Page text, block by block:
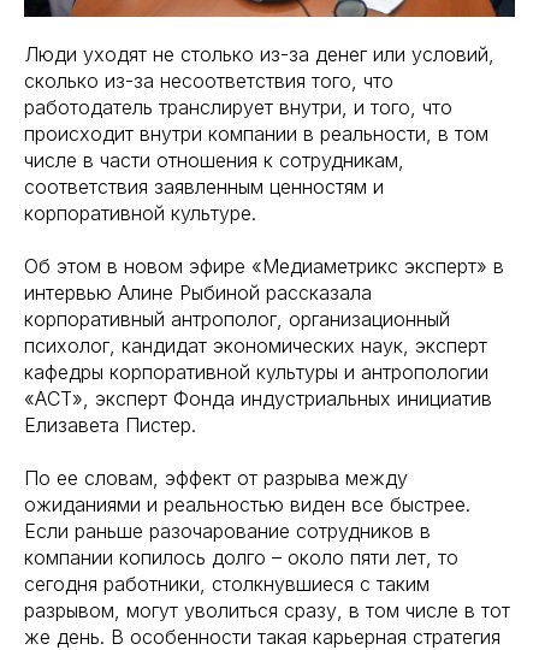
Люди уходят не столько из-за денег или условий,
сколько из-за несоответствия того, что
работодатель транслирует внутри, и того, что
происходит внутри компании в реальности, в том
числе в части отношения к сотрудникам,
соответствия заявленным ценностям и
корпоративной культуре.
Об этом в новом эфире «Медиаметрикс эксперт» в
интервью Алине Рыбиной рассказала
корпоративный антрополог, организационный
психолог, кандидат экономических наук, эксперт
кафедры корпоративной культуры и антропологии
«АСТ», эксперт Фонда индустриальных инициатив
Елизавета Пистер.
По ее словам, эффект от разрыва между
ожиданиями и реальностью виден все быстрее.
Если раньше разочарование сотрудников в
компании копилось долго – около пяти лет, то
сегодня работники, столкнувшиеся с таким
разрывом, могут уволиться сразу, в том числе в тот
же день. В особенности такая карьерная стратегия